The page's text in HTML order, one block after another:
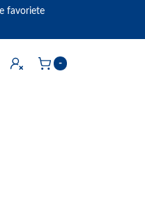
favoriete
Inloggen -